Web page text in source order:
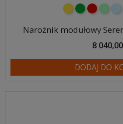
żółtyzielonyczerwony
Narożnik modułowy
8
DODAJ DO